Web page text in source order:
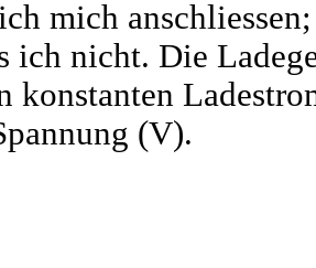
mich
ich nicht. Die
konstanten
(V).